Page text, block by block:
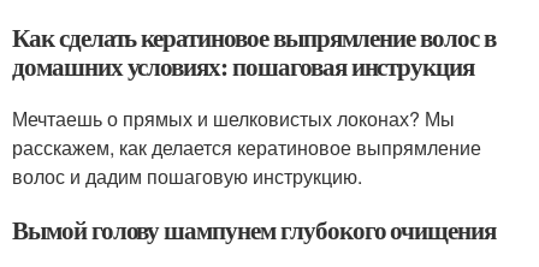
Как сделать кератиновое выпрямление волос в
домашних условиях: пошаговая инструкция
Мечтаешь о прямых и шелковистых локонах? Мы
расскажем, как делается кератиновое выпрямление
волос и дадим пошаговую инструкцию.
Вымой голову шампунем глубокого очищения